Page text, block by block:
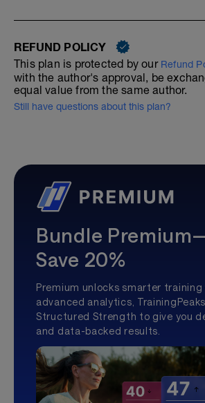
REFUND POLICY
This plan is protected by our Refund
with the author's approval, be
equal value from the same author.
Still have questions about this plan?
Bundle
Save 20%
Premium unlocks smarter training
advanced analytics,
Structured Strength to give you
and data-backed results.